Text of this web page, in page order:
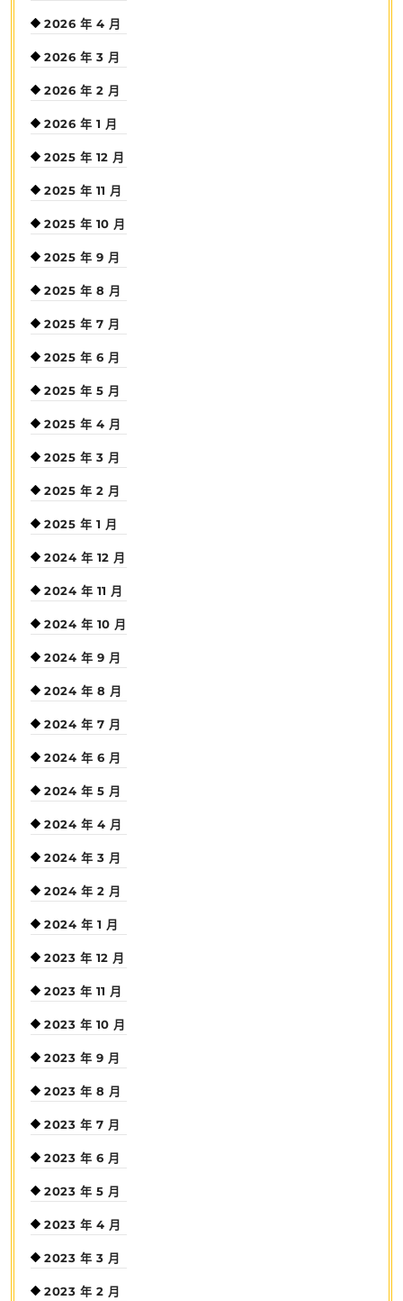
2026 年 4 月
2026 年 3 月
2026 年 2 月
2026 年 1 月
2025 年 12 月
2025 年 11 月
2025 年 10 月
2025 年 9 月
2025 年 8 月
2025 年 7 月
2025 年 6 月
2025 年 5 月
2025 年 4 月
2025 年 3 月
2025 年 2 月
2025 年 1 月
2024 年 12 月
2024 年 11 月
2024 年 10 月
2024 年 9 月
2024 年 8 月
2024 年 7 月
2024 年 6 月
2024 年 5 月
2024 年 4 月
2024 年 3 月
2024 年 2 月
2024 年 1 月
2023 年 12 月
2023 年 11 月
2023 年 10 月
2023 年 9 月
2023 年 8 月
2023 年 7 月
2023 年 6 月
2023 年 5 月
2023 年 4 月
2023 年 3 月
2023 年 2 月